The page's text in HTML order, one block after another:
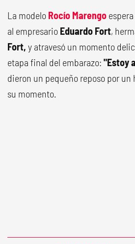
La modelo Rocío Marengo
al empresario Eduardo Fort,
Fort, y atravesó un momento
etapa final del embarazo: "Estoy
dieron un pequeño reposo por un
su momento.